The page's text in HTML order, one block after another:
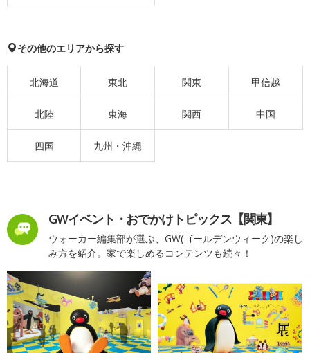
その他のエリアから探す
北海道 東北 関東 甲信越
北陸 東海 関西 中国
四国 九州・沖縄
GWイベント・おでかけトピックス【関東】
ウォーカー編集部が選ぶ、GW(ゴールデンウィーク)の楽し
み方を紹介。家で楽しめるコンテンツも続々！